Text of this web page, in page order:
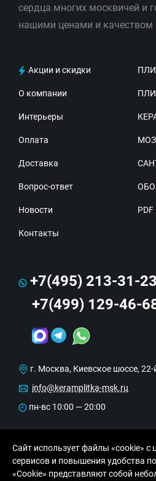
сердца многих москвичей и
нашими ценами и качеством
Акции и скидки
О компании
Интерьеры
Оплата
Доставка
Вопрос-ответ
Новости
Контакты
PDF
+7(495) 213-31-23
+7(499) 129-46-
г. Москва, Киевское шоссе,
info@keramplitka-msk.ru
пн-вс 10:00 — 20:00
Сайт использует файлы «cookie» с
сервисов и повышения удобства
«Cookie» представляют собой